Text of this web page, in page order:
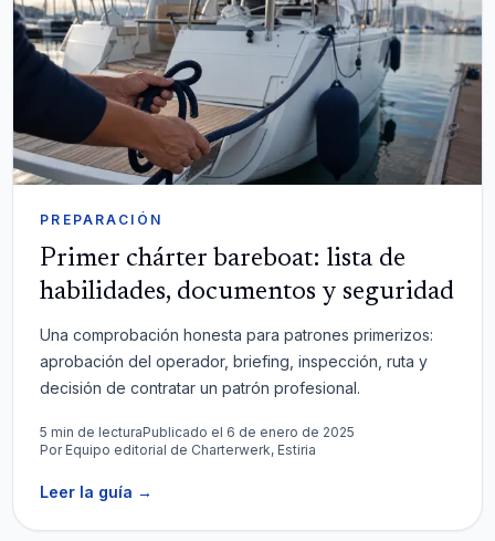
PREPARACIÓN
Primer chárter bareboat: lista de
habilidades, documentos y seguridad
Una comprobación honesta para patrones primerizos:
aprobación del operador, briefing, inspección, ruta y
decisión de contratar un patrón profesional.
5 min de lecturaPublicado el 6 de enero de 2025
Por Equipo editorial de Charterwerk, Estiria
Leer la guía →